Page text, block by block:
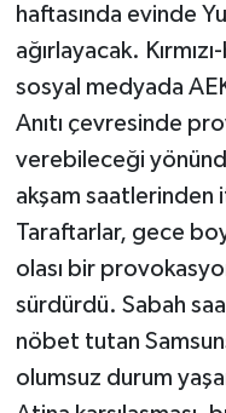
haftasında evinde
ağırlayacak.
sosyal medyada
Anıtı çevresinde
verebileceği
akşam saatlerinden
Taraftarlar, gece
olası bir
sürdürdü. Sabah
nöbet tutan
olumsuz durum